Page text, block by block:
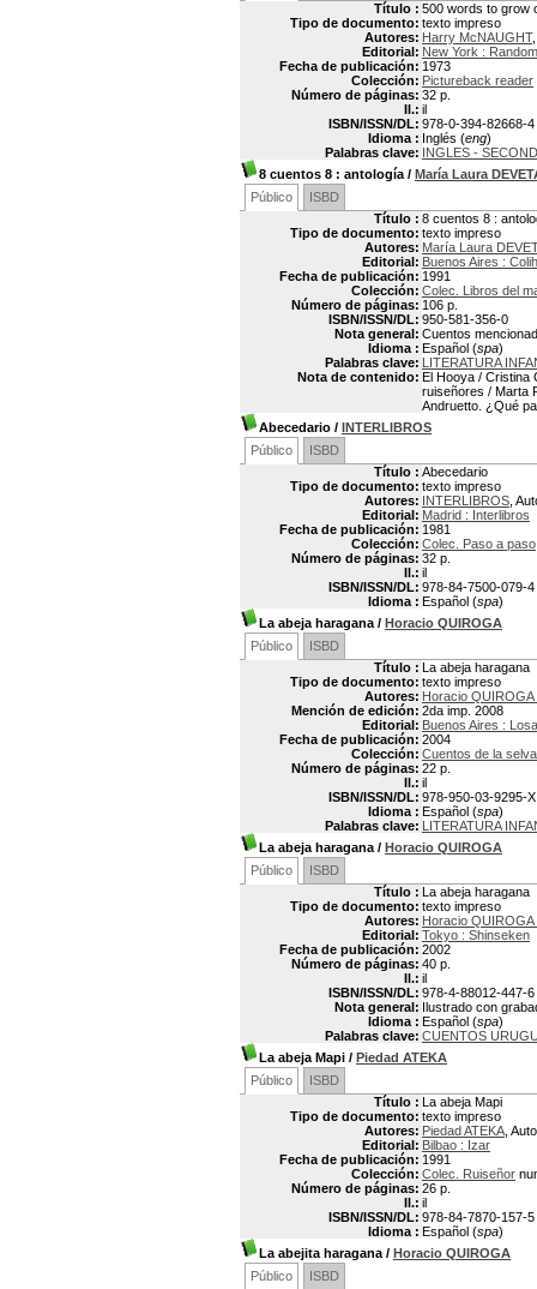
Título : 500 words to grow
Tipo de documento: texto impreso
Autores: Harry McNAUGHT
Editorial: New York :
Fecha de publicación: 1973
Colección: Pictureback reader
Número de páginas: 32 p.
Il.: il
ISBN/ISSN/DL: 978-0-394-82668-4
Idioma : Inglés (eng)
Palabras clave: INGLES -
8 cuentos 8 : antología / María Laura
Público
ISBD
Título : 8 cuentos 8 :
Tipo de documento: texto impreso
Autores: María Laura
Editorial: Buenos Aires :
Fecha de publicación: 1991
Colección: Colec. Libros del
Número de páginas: 106 p.
ISBN/ISSN/DL: 950-581-356-0
Nota general: Cuentos
Idioma : Español (spa)
Palabras clave: LITERATURA
Nota de contenido: El Hooya / Cristina
ruiseñores / Marta
Andruetto. ¿Qué
Abecedario / INTERLIBROS
Público
ISBD
Título : Abecedario
Tipo de documento: texto impreso
Autores: INTERLIBROS ,
Editorial: Madrid : Interlibros
Fecha de publicación: 1981
Colección: Colec. Paso a paso
Número de páginas: 32 p.
Il.: il
ISBN/ISSN/DL: 978-84-7500-079-4
Idioma : Español (spa)
La abeja haragana / Horacio QUIROGA
Público
ISBD
Título : La abeja haragana
Tipo de documento: texto impreso
Autores: Horacio
Mención de edición: 2da imp. 2008
Editorial: Buenos Aires :
Fecha de publicación: 2004
Colección: Cuentos de la selva
Número de páginas: 22 p.
Il.: il
ISBN/ISSN/DL: 978-950-03-9295-X
Idioma : Español (spa)
Palabras clave: LITERATURA
La abeja haragana / Horacio QUIROGA
Público
ISBD
Título : La abeja haragana
Tipo de documento: texto impreso
Autores: Horacio
Editorial: Tokyo : Shinseken
Fecha de publicación: 2002
Número de páginas: 40 p.
Il.: il
ISBN/ISSN/DL: 978-4-88012-447-6
Nota general: Ilustrado con
Idioma : Español (spa)
Palabras clave: CUENTOS
La abeja Mapi / Piedad ATEKA
Público
ISBD
Título : La abeja Mapi
Tipo de documento: texto impreso
Autores: Piedad ATEKA ,
Editorial: Bilbao : Izar
Fecha de publicación: 1991
Colección: Colec. Ruiseñor
Número de páginas: 26 p.
Il.: il
ISBN/ISSN/DL: 978-84-7870-157-5
Idioma : Español (spa)
La abejita haragana / Horacio QUIROGA
Público
ISBD